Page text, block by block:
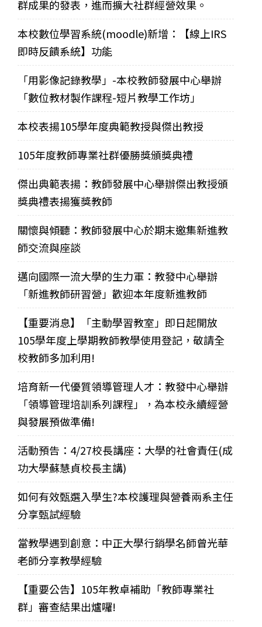
群成果的發表，進而擴大社群經營效果。
本校數位學習系統(moodle)新增：【線上IRS
即時反饋系統】功能
「用影像記錄教學」-本校教師發展中心舉辦
「數位教材製作課程-短片教學工作坊」
本校表揚105學年度典範教授與傑出教授
105年度教師專業社群優勝獎頒獎典禮
傑出典範表揚：教師發展中心舉辦傑出教授頒
獎典禮表揚獲獎教師
關懷與傾聽：教師發展中心於期末邀集新進教
師交流與座談
邁向國際一流大學的生力軍：教發中心舉辦
「新進教師研習營」歡迎本年度新進教師
【重要消息】「主動學習教室」即日起開放
105學年度上學期教師教學使用登記，敬請全
校教師多加利用!
培育新一代優質領導管理人才：教發中心舉辦
「領導管理培訓系列課程」，為本校永續經營
與發展預做準備!
活動預告：4/27校長講座：大學的社會責任(成
功大學蘇慧貞校長主講)
如何有效甄選入學生?本校護理與營養兩系主任
分享甄試經驗
當教學遇到創意：中正大學行銷學名師曾光華
老師分享教學經驗
【重要公告】105年教卓補助「教師專業社
群」審查結果出爐囉!